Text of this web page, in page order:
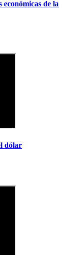
de la
dólar